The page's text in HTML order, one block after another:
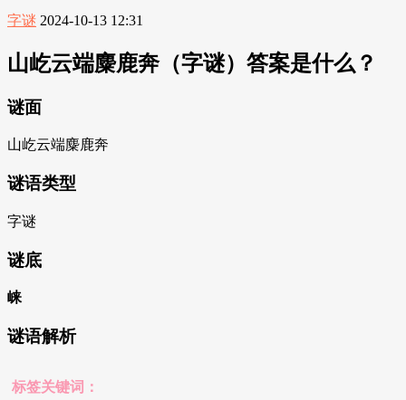
字谜 2024-10-13 12:31
山屹云端麋鹿奔（字谜）答案是什么？
谜面
山屹云端麋鹿奔
谜语类型
字谜
谜底
崃
谜语解析
标签关键词：